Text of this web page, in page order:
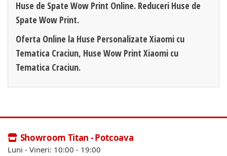
Huse de Spate Wow Print Online. Reduceri Huse de
Spate Wow Print.
Oferta Online la Huse Personalizate Xiaomi cu
Tematica Craciun, Huse Wow Print Xiaomi cu
Tematica Craciun.
Showroom Titan - Potcoava
Luni - Vineri: 10:00 - 19:00